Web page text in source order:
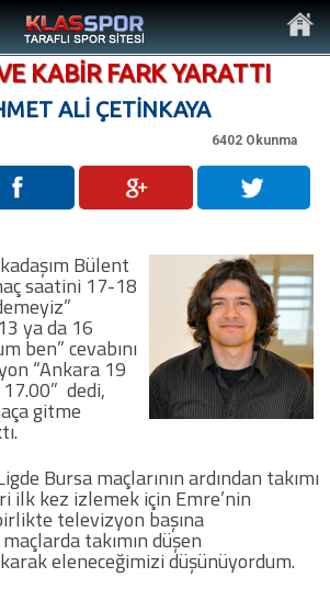
KABİR FARK YARATTI
ALİ ÇETİNKAYA
6402 Okunma
Bülent
saatini 17-18
ya da 16
ben” cevabını
“Ankara 19
dedi,
gitme
Bursa maçlarının ardından takımı
ilk kez izlemek için Emre’nin
televizyon başına
takımın düşen
eleneceğimizi düşünüyordum.